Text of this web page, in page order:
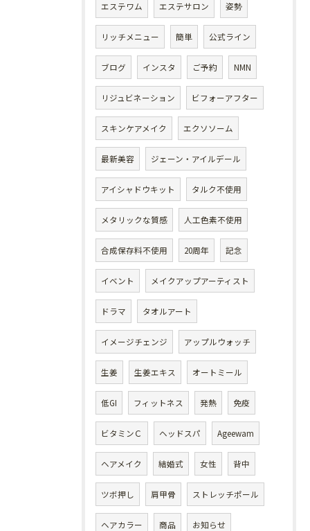
エステワム エステサロン 姿勢
リッチメニュー 簡単 公式ライン
ブログ インスタ ご予約 NMN
リジュビネーション ビフォーアフター
スキンケアメイク エクソソーム
最新美容 ジェーン・アイルデール
アイシャドウキット タルク不使用
メタリックな質感 人工色素不使用
合成保存料不使用 20周年 記念
イベント メイクアップアーティスト
ドラマ タオルアート
イメージチェンジ アップルウォッチ
生姜 生姜エキス オートミール
低GI フィットネス 発熱 免疫
ビタミンＣ ヘッドスパ Ageewam
ヘアメイク 結婚式 女性 背中
ツボ押し 肩甲骨 ストレッチポール
ヘアカラー 商品 お知らせ